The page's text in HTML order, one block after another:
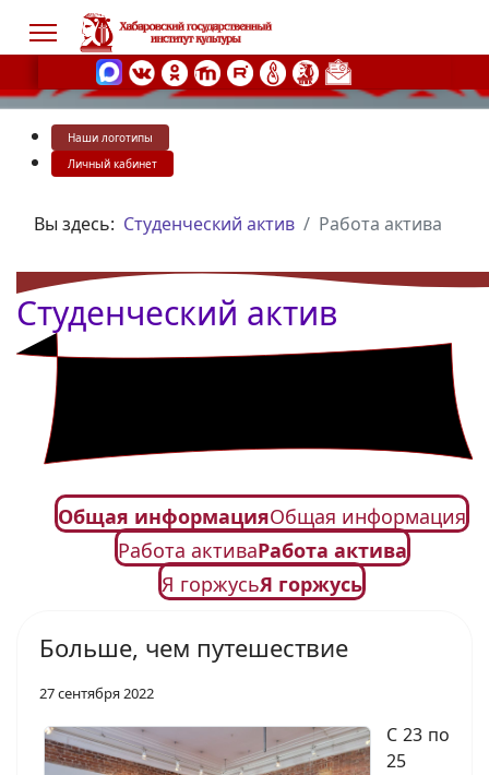
Наши логотипы
Личный кабинет
Вы здесь: Студенческий актив Работа актива
Студенческий актив
Общая информацияОбщая информация
Работа активаРабота актива
Я горжусьЯ горжусь
Больше, чем путешествие
27 сентября 2022
С 23 по
25